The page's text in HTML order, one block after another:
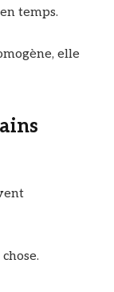
temps.
elle